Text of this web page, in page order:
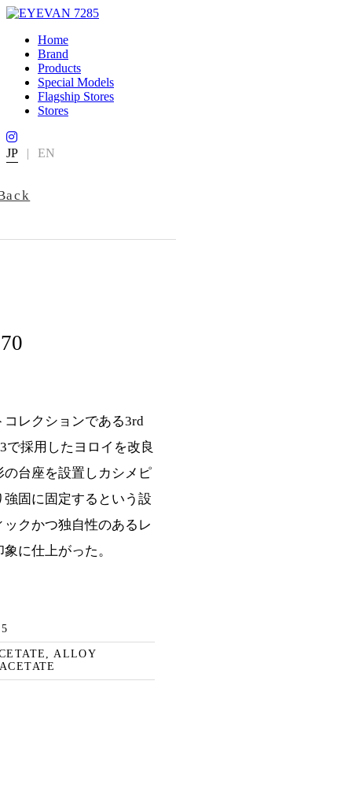
Home
Brand
Products
Special Models
Flagship Stores
Stores
JP | EN
レクションである3rd
で採用したヨロイを改良
台座を設置しカシメピ
固に固定するという設
クかつ独自性のあるレ
に仕上がった。
ALLOY